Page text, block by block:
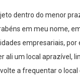
dentro do menor
em meu nome,
empresariais, por
ali um local aprazível,
a frequentar o local